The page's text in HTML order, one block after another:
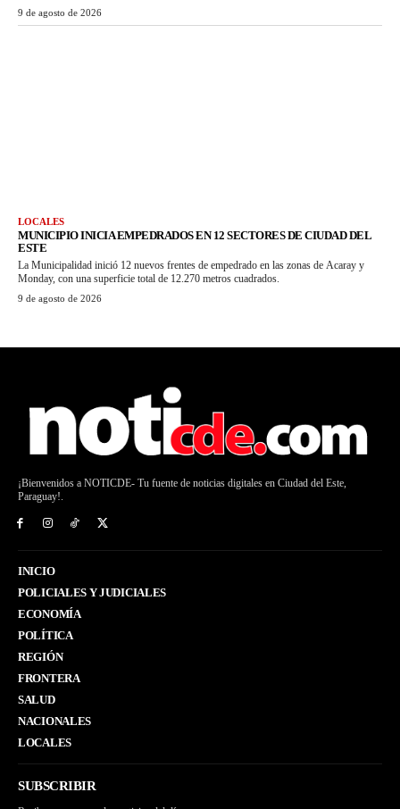
9 de agosto de 2026
LOCALES
MUNICIPIO INICIA EMPEDRADOS EN 12 SECTORES DE CIUDAD DEL
ESTE
La Municipalidad inició 12 nuevos frentes de empedrado en las zonas de Acaray y
Monday, con una superficie total de 12.270 metros cuadrados.
9 de agosto de 2026
¡Bienvenidos a NOTICDE- Tu fuente de noticias digitales en Ciudad del Este,
Paraguay!.
INICIO
POLICIALES Y JUDICIALES
ECONOMÍA
POLÍTICA
REGIÓN
FRONTERA
SALUD
NACIONALES
LOCALES
SUBSCRIBIR